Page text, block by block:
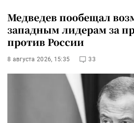
Медведев пообещал
западным лидерам за
против России
8 августа 2026, 15:35 33